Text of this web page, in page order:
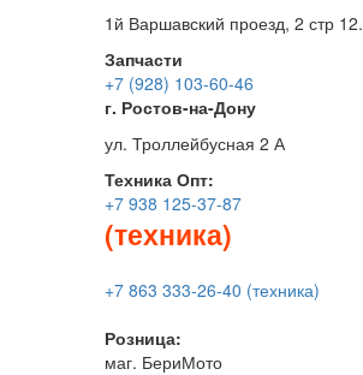
1й Варшавский проезд, 2 стр 12.
Запчасти
+7 (928) 103-60-46
г. Ростов-на-Дону
ул. Троллейбусная 2 А
Техника Опт:
+7 938 125-37-87
(техника)
+7 863 333-26-40 (техника)
Розница:
маг. БериМото